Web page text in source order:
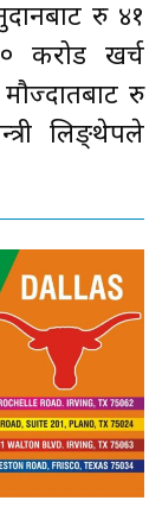
रु ४१
करोड खर्च
रु
लिङ्थेपले